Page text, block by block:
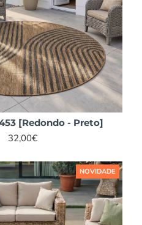
[Redondo - Preto]
32,00€
NOVIDADE